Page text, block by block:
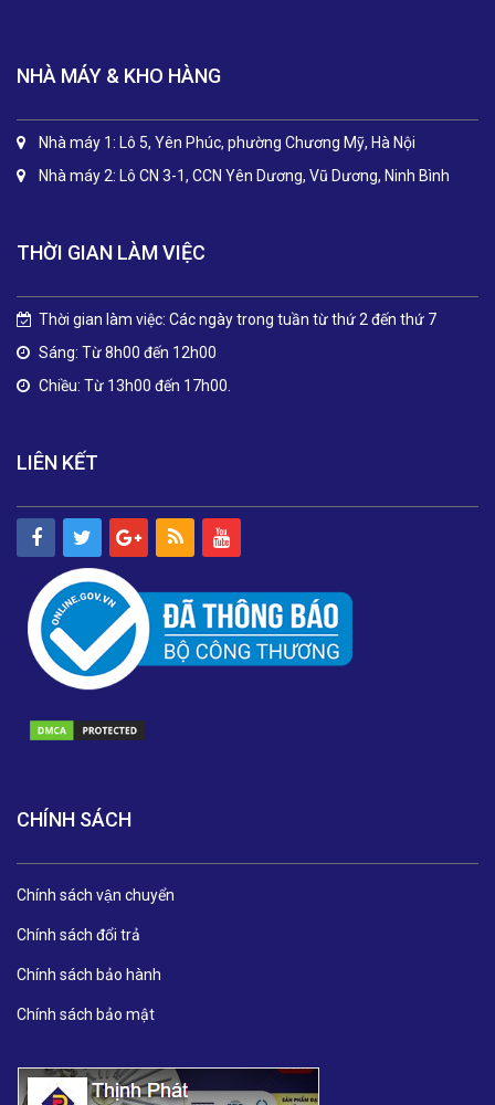
NHÀ MÁY & KHO HÀNG
Nhà máy 1: Lô 5, Yên Phúc, phường Chương Mỹ, Hà Nội
Nhà máy 2: Lô CN 3-1, CCN Yên Dương, Vũ Dương, Ninh Bình
THỜI GIAN LÀM VIỆC
Thời gian làm việc: Các ngày trong tuần từ thứ 2 đến thứ 7
Sáng: Từ 8h00 đến 12h00
Chiều: Từ 13h00 đến 17h00.
LIÊN KẾT
CHÍNH SÁCH
Chính sách vận chuyển
Chính sách đổi trả
Chính sách bảo hành
Chính sách bảo mật